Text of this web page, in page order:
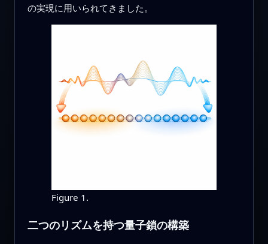
の実現に用いられてきました。
Figure 1.
二つのリズムを持つ量子鎖の構築